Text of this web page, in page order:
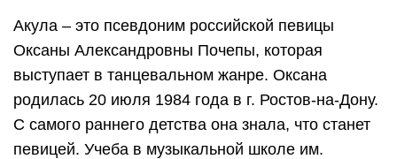
Акула – это псевдоним российской певицы
Оксаны Александровны Почепы, которая
выступает в танцевальном жанре. Оксана
родилась 20 июля 1984 года в г. Ростов-на-Дону.
C самого раннего детства она знала, что станет
певицей. Учеба в музыкальной школе им.